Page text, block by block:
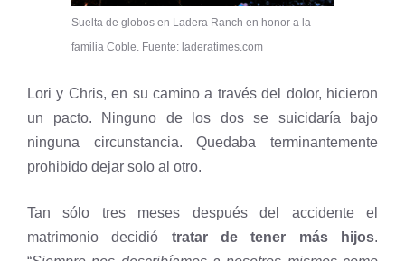
Suelta de globos en Ladera Ranch en honor a la
familia Coble. Fuente: laderatimes.com
Lori y Chris, en su camino a través del dolor, hicieron
un pacto. Ninguno de los dos se suicidaría bajo
ninguna circunstancia. Quedaba terminantemente
prohibido dejar solo al otro.
Tan sólo tres meses después del accidente el
matrimonio decidió tratar de tener más hijos.